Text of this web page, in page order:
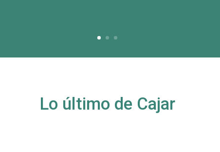
Lo último de Cajar